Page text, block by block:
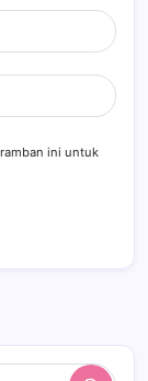
ini untuk